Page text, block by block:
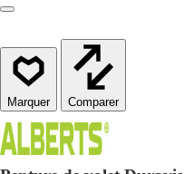
Comparer